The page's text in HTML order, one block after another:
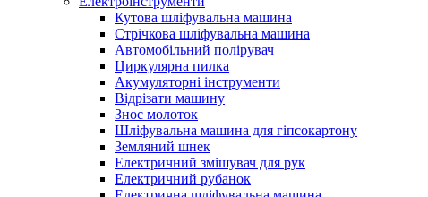
Кутова шліфувальна машина
Стрічкова шліфувальна машина
Автомобільний полірувач
Циркулярна пилка
Акумуляторні інструменти
Відрізати машину
Знос молоток
Шліфувальна машина для гіпсокартону
Земляний шнек
Електричний змішувач для рук
Електричний рубанок